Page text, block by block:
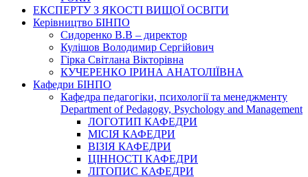
ЕКСПЕРТУ З ЯКОСТІ ВИЩОЇ ОСВІТИ
Керівництво БІНПО
Сидоренко В.В – директор
Кулішов Володимир Сергійович
Гірка Світлана Вікторівна
КУЧЕРЕНКО ІРИНА АНАТОЛІЇВНА
Кафедри БІНПО
Кафедра педагогіки, психології та менеджменту
Department of Pedagogy, Psychology and Management
ЛОГОТИП КАФЕДРИ
МІСІЯ КАФЕДРИ
ВІЗІЯ КАФЕДРИ
ЦІННОСТІ КАФЕДРИ
ЛІТОПИС КАФЕДРИ